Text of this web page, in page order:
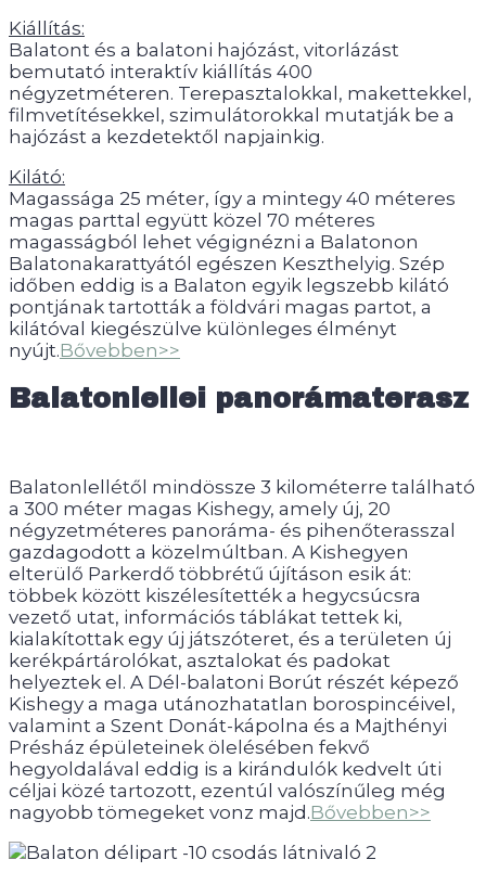
Kiállítás:
Balatont és a balatoni hajózást, vitorlázást
bemutató interaktív kiállítás 400
négyzetméteren. Terepasztalokkal, makettekkel,
filmvetítésekkel, szimulátorokkal mutatják be a
hajózást a kezdetektől napjainkig.
Kilátó:
Magassága 25 méter, így a mintegy 40 méteres
magas parttal együtt közel 70 méteres
magasságból lehet végignézni a Balatonon
Balatonakarattyától egészen Keszthelyig. Szép
időben eddig is a Balaton egyik legszebb kilátó
pontjának tartották a földvári magas partot, a
kilátóval kiegészülve különleges élményt
nyújt.Bővebben>>
Balatonlellei panorámaterasz
Balatonlellétől mindössze 3 kilométerre található
a 300 méter magas Kishegy, amely új, 20
négyzetméteres panoráma- és pihenőterasszal
gazdagodott a közelmúltban. A Kishegyen
elterülő Parkerdő többrétű újításon esik át:
többek között kiszélesítették a hegycsúcsra
vezető utat, információs táblákat tettek ki,
kialakítottak egy új játszóteret, és a területen új
kerékpártárolókat, asztalokat és padokat
helyeztek el. A Dél-balatoni Borút részét képező
Kishegy a maga utánozhatatlan borospincéivel,
valamint a Szent Donát-kápolna és a Majthényi
Présház épületeinek ölelésében fekvő
hegyoldalával eddig is a kirándulók kedvelt úti
céljai közé tartozott, ezentúl valószínűleg még
nagyobb tömegeket vonz majd.Bővebben>>